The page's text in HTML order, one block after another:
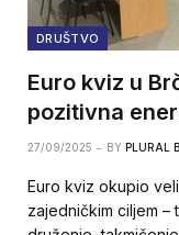
DRUŠTVO
Euro kviz u
pozitivna
27/09/2025 BY PLURAL
Euro kviz okupio
zajedničkim ciljem –